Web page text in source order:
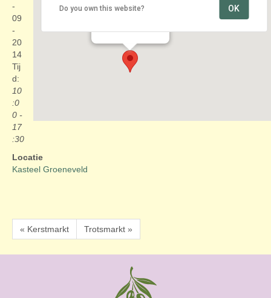
Kasteel Groeneveld
Do you own this website? OK
-
09
-
20
14
Tij
d:
10
:0
0 -
17
:30
Locatie
Kasteel Groeneveld
« Kerstmarkt Trotsmarkt »